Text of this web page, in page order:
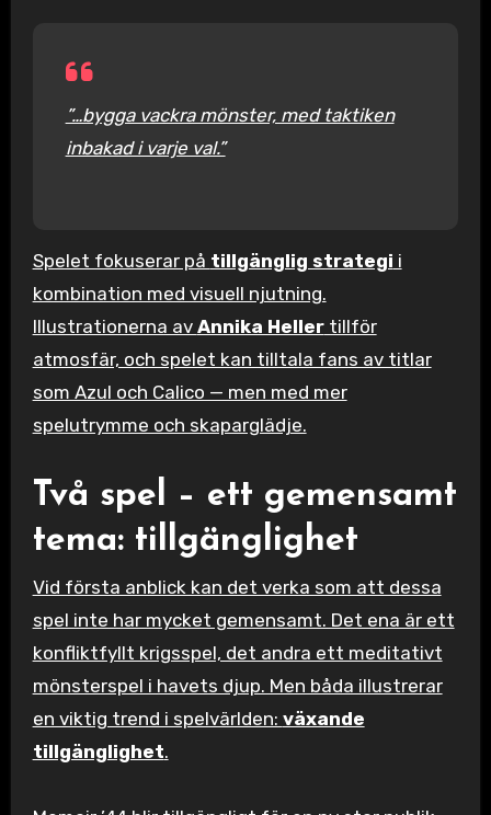
”…bygga vackra mönster, med taktiken
inbakad i varje val.”
Spelet fokuserar på tillgänglig strategi i
kombination med visuell njutning.
Illustrationerna av Annika Hellertillför
atmosfär, och spelet kan tilltala fans av titlar
som Azul och Calico — men med mer
spelutrymme och skaparglädje.
Två spel – ett gemensamt
tema: tillgänglighet
Vid första anblick kan det verka som att dessa
spel inte har mycket gemensamt. Det ena är ett
konfliktfyllt krigsspel, det andra ett meditativt
mönsterspel i havets djup. Men båda illustrerar
en viktig trend i spelvärlden: växande
tillgänglighet.